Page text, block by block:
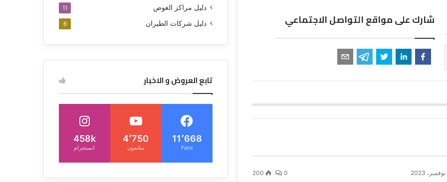
شارك على مواقع التواصل الاجتماعي
0
200
دليل مراكز الغوص 11
دليل شركات الطيران 6
تابع العروض و الاخبار
11٬668
Fans
4٬750
متابعون
458k
انستجرام